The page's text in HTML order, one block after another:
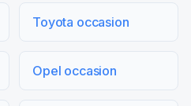
Toyota occasion
Opel occasion